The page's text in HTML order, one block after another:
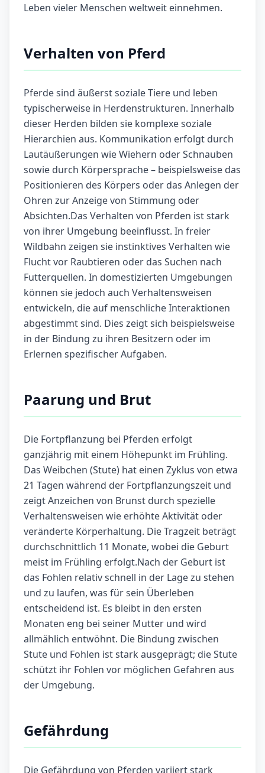
Leben vieler Menschen weltweit einnehmen.
Verhalten von Pferd
Pferde sind äußerst soziale Tiere und leben
typischerweise in Herdenstrukturen. Innerhalb
dieser Herden bilden sie komplexe soziale
Hierarchien aus. Kommunikation erfolgt durch
Lautäußerungen wie Wiehern oder Schnauben
sowie durch Körpersprache – beispielsweise das
Positionieren des Körpers oder das Anlegen der
Ohren zur Anzeige von Stimmung oder
Absichten.Das Verhalten von Pferden ist stark
von ihrer Umgebung beeinflusst. In freier
Wildbahn zeigen sie instinktives Verhalten wie
Flucht vor Raubtieren oder das Suchen nach
Futterquellen. In domestizierten Umgebungen
können sie jedoch auch Verhaltensweisen
entwickeln, die auf menschliche Interaktionen
abgestimmt sind. Dies zeigt sich beispielsweise
in der Bindung zu ihren Besitzern oder im
Erlernen spezifischer Aufgaben.
Paarung und Brut
Die Fortpflanzung bei Pferden erfolgt
ganzjährig mit einem Höhepunkt im Frühling.
Das Weibchen (Stute) hat einen Zyklus von etwa
21 Tagen während der Fortpflanzungszeit und
zeigt Anzeichen von Brunst durch spezielle
Verhaltensweisen wie erhöhte Aktivität oder
veränderte Körperhaltung. Die Tragzeit beträgt
durchschnittlich 11 Monate, wobei die Geburt
meist im Frühling erfolgt.Nach der Geburt ist
das Fohlen relativ schnell in der Lage zu stehen
und zu laufen, was für sein Überleben
entscheidend ist. Es bleibt in den ersten
Monaten eng bei seiner Mutter und wird
allmählich entwöhnt. Die Bindung zwischen
Stute und Fohlen ist stark ausgeprägt; die Stute
schützt ihr Fohlen vor möglichen Gefahren aus
der Umgebung.
Gefährdung
Die Gefährdung von Pferden variiert stark